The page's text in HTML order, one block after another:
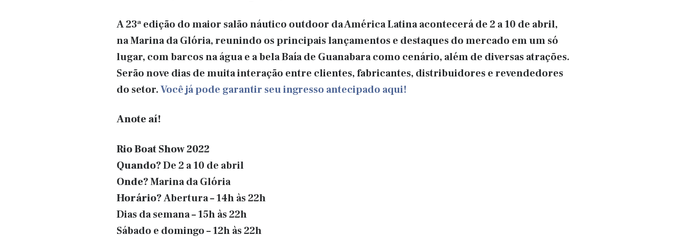
A 23ª edição do maior salão náutico outdoor da América Latina acontecerá de 2 a 10 de abril,
na Marina da Glória, reunindo os principais lançamentos e destaques do mercado em um só
lugar, com barcos na água e a bela Baía de Guanabara como cenário, além de diversas atrações.
Serão nove dias de muita interação entre clientes, fabricantes, distribuidores e revendedores
do setor.Você já pode garantir seu ingresso antecipado aqui!
Anote aí!
Rio Boat Show 2022
Quando?De 2 a 10 de abril
Onde?Marina da Glória
Horário?Abertura – 14h às 22h
Dias da semana – 15h às 22h
Sábado e domingo – 12h às 22h